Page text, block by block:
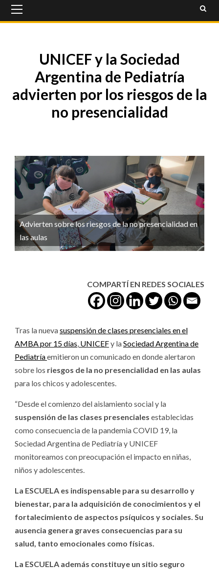
Menu
UNICEF y la Sociedad
Argentina de Pediatría
advierten por los riesgos de la
no presencialidad
Advierten sobre los riesgos de la no presencialidad en
las aulas
COMPARTÍ EN REDES SOCIALES
Tras la nuevasuspensión de clases presenciales en el
AMBA por 15 días, UNICEFy laSociedad Argentina de
Pediatríaemitieron un comunicado en donde alertaron
sobre los riesgos de la no presencialidad en las aulas
para los chicos y adolescentes.
“Desde el comienzo del aislamiento social y la
suspensión de las clases presenciales establecidas
como consecuencia de la pandemia COVID 19, la
Sociedad Argentina de Pediatría y UNICEF
monitoreamos con preocupación el impacto en niñas,
niños y adolescentes.
La ESCUELA es indispensable para su desarrollo y
bienestar, para la adquisición de conocimientos y el
fortalecimiento de aspectos psíquicos y sociales. Su
ausencia genera graves consecuencias para su
salud, tanto emocionales como físicas.
La ESCUELA además constituye un sitio seguro